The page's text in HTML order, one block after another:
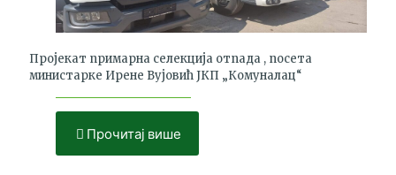
Пројекат примарна селекција отпада , посета
министарке Ирене Вујовић ЈКП „Комуналац“
Прочитај више